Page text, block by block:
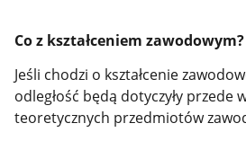
Co z kształceniem zawodowym?
Jeśli chodzi o kształcenie
odległość będą dotyczyły przede
teoretycznych przedmiotów